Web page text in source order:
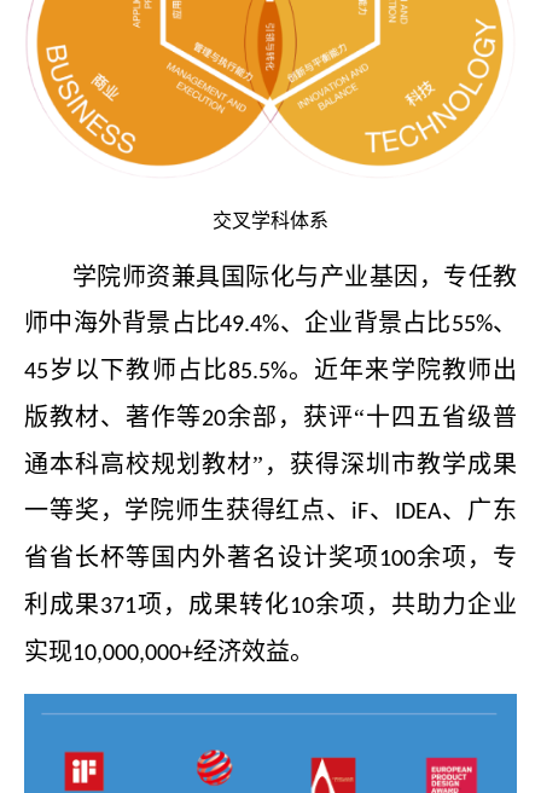
交叉学科体系
学院师资兼具国际化与产业基因，专任教
师中海外背景占比49.4%、企业背景占比55%、
45 岁以下教师占比85.5%。近年来学院教师出
版教材、著作等20余部，获评“十四五省级普
通本科高校规划教材”，获得深圳市教学成果
一等奖，学院师生获得红点、
iF、 IDEA、广东
省省长杯等国内外著名设计奖项 100余项，专
利成果371项，成果转化10余项，共助力企业
实现10,000,000+经济效益。